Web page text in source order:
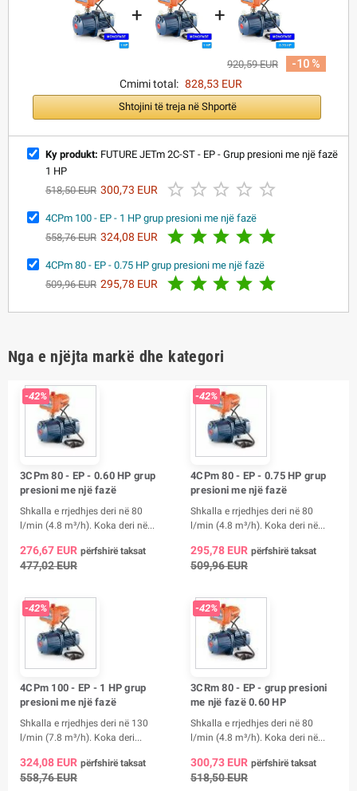
+ +
920,59 EUR
-10 %
Cmimi total: 828,53 EUR
Shtojini të treja në Shportë
Ky produkt: FUTURE JETm 2C-ST - EP - Grup presioni me një fazë
1 HP
518,50 EUR 300,73 EUR     
4CPm 100 - EP - 1 HP grup presioni me një fazë
558,76 EUR 324,08 EUR     
4CPm 80 - EP - 0.75 HP grup presioni me një fazë
509,96 EUR 295,78 EUR     
Nga e njëjta markë dhe kategori
-42%
3CPm 80 - EP - 0.60 HP grup
presioni me një fazë
Shkalla e rrjedhjes deri në 80
l/min (4.8 m³/h). Koka deri në...
276,67 EUR përfshirë taksat
477,02 EUR
-42%
4CPm 80 - EP - 0.75 HP grup
presioni me një fazë
Shkalla e rrjedhjes deri në 80
l/min (4.8 m³/h). Koka deri në...
295,78 EUR përfshirë taksat
509,96 EUR
-42%
4CPm 100 - EP - 1 HP grup
presioni me një fazë
Shkalla e rrjedhjes deri në 130
l/min (7.8 m³/h). Koka deri...
324,08 EUR përfshirë taksat
558,76 EUR
-42%
3CRm 80 - EP - grup presioni
me një fazë 0.60 HP
Shkalla e rrjedhjes deri në 80
l/min (4.8 m³/h). Koka deri në...
300,73 EUR përfshirë taksat
518,50 EUR